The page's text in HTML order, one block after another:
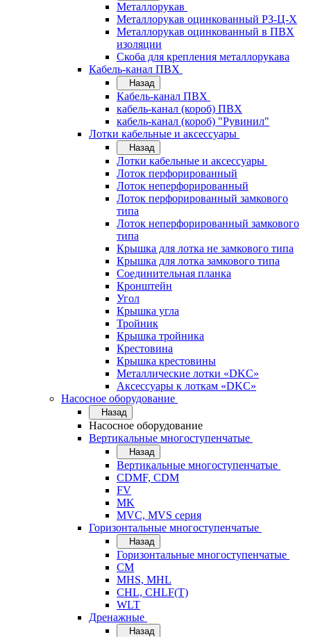
Металлорукав
Металлорукав оцинкованный РЗ-Ц-Х
Металлорукав оцинкованный в ПВХ
изоляции
Скоба для крепления металлорукава
Кабель-канал ПВХ
Назад
Кабель-канал ПВХ
кабель-канал (короб) ПВХ
кабель-канал (короб) "Рувинил"
Лотки кабельные и аксессуары
Назад
Лотки кабельные и аксессуары
Лоток перфорированный
Лоток неперфорированный
Лоток перфорированный замкового
типа
Лоток неперфорированный замкового
типа
Крышка для лотка не замкового типа
Крышка для лотка замкового типа
Соединительная планка
Кронштейн
Угол
Крышка угла
Тройник
Крышка тройника
Крестовина
Крышка крестовины
Металлические лотки «DKC»
Аксессуары к лоткам «DKC»
Насосное оборудование
Назад
Насосное оборудование
Вертикальные многоступенчатые
Назад
Вертикальные многоступенчатые
CDMF, CDM
FV
MK
MVC, MVS серия
Горизонтальные многоступенчатые
Назад
Горизонтальные многоступенчатые
CM
MHS, MHL
CHL, CHLF(T)
WLT
Дренажные
Назад